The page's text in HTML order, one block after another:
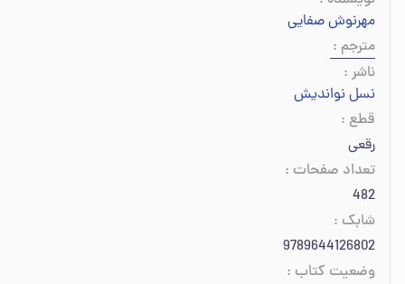
مهرنوش صفایی
مترجم :
ناشر :
نسل نواندیش
قطع :
رقعی
تعداد صفحات :
482
شابک :
9789644126802
وضعیت کتاب :